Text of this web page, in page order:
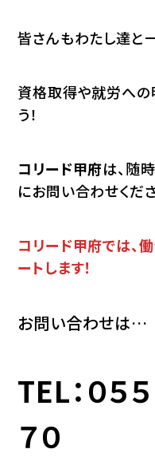
皆さんもわたし達と
資格取得や就労への
う！
コリード甲府は、随
にお問い合わせくだ
コリード甲府では、
ートします！
お問い合わせは…
TEL：０５
７０